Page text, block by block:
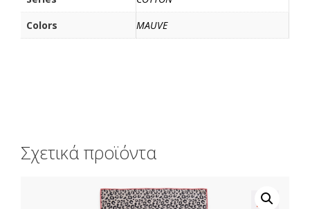
Colors
MAUVE
Σχετικά προϊόντα